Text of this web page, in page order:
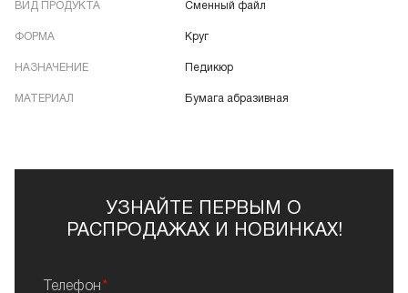
ВИД ПРОДУКТА Сменный файл
ФОРМА Круг
НАЗНАЧЕНИЕ Педикюр
МАТЕРИАЛ Бумага абразивная
УЗНАЙТЕ ПЕРВЫМ О
РАСПРОДАЖАХ И НОВИНКАХ!
Телефон